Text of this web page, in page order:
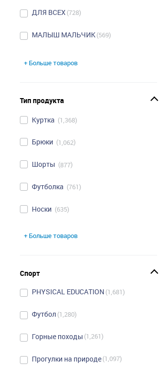
ДЛЯ ВСЕХ‎ 728
МАЛЫШ МАЛЬЧИК 569
+ Больше товаров
Тип продукта
Куртка 1,368
Брюки 1,062
Шорты 877
Футболка 761
Носки 635
+ Больше товаров
Спорт
PHYSICAL EDUCATION 1,681
Футбол 1,280
Горные походы 1,261
Прогулки на природе 1,097